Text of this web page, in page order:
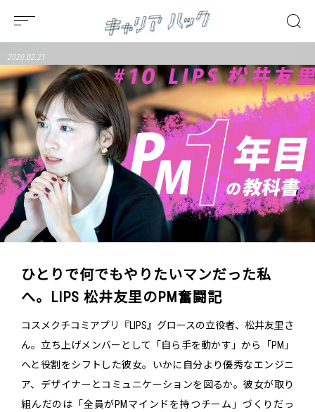
2020.02.21
ひとりで何でもやりたいマンだった私
へ。LIPS 松井友里のPM奮闘記
コスメクチコミアプリ『LIPS』グロースの立役者、松井友里さ
ん。立ち上げメンバーとして「自ら手を動かす」から「PM」
へと役割をシフトした彼女。いかに自分より優秀なエンジニ
ア、デザイナーとコミュニケーションを図るか。彼女が取り
組んだのは「全員がPMマインドを持つチーム」づくりだっ